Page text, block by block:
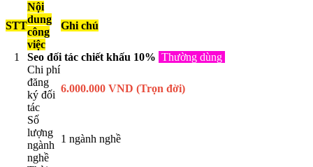
STT
Nội
dung
công
việc
Ghi chú
1 Seo đối tác chiết khấu 10% Thường dùng
Chi phí
đăng
ký đối
tác
6.000.000 VND (Trọn đời)
Số
lượng
ngành
nghề
1 ngành nghề